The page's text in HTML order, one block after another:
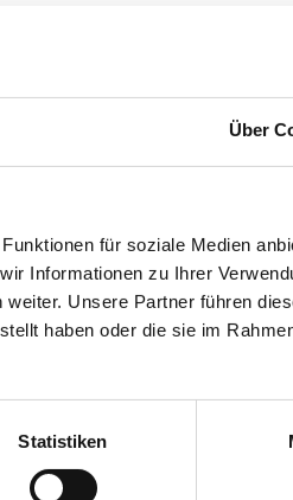
Über
für soziale Medien
Informationen zu Ihrer
Unsere Partner führen
haben oder die sie im
Statistiken
Digital Fueling, wird bis Ende des
haben, darunter alle über
das ryd Netzwerk künftig
Officer läutet das Unternehmen die
Götz, Interims-CEO und
in den Bereichen digitale
aber auch Start-ups wie
rund ums Auto ausbauen und